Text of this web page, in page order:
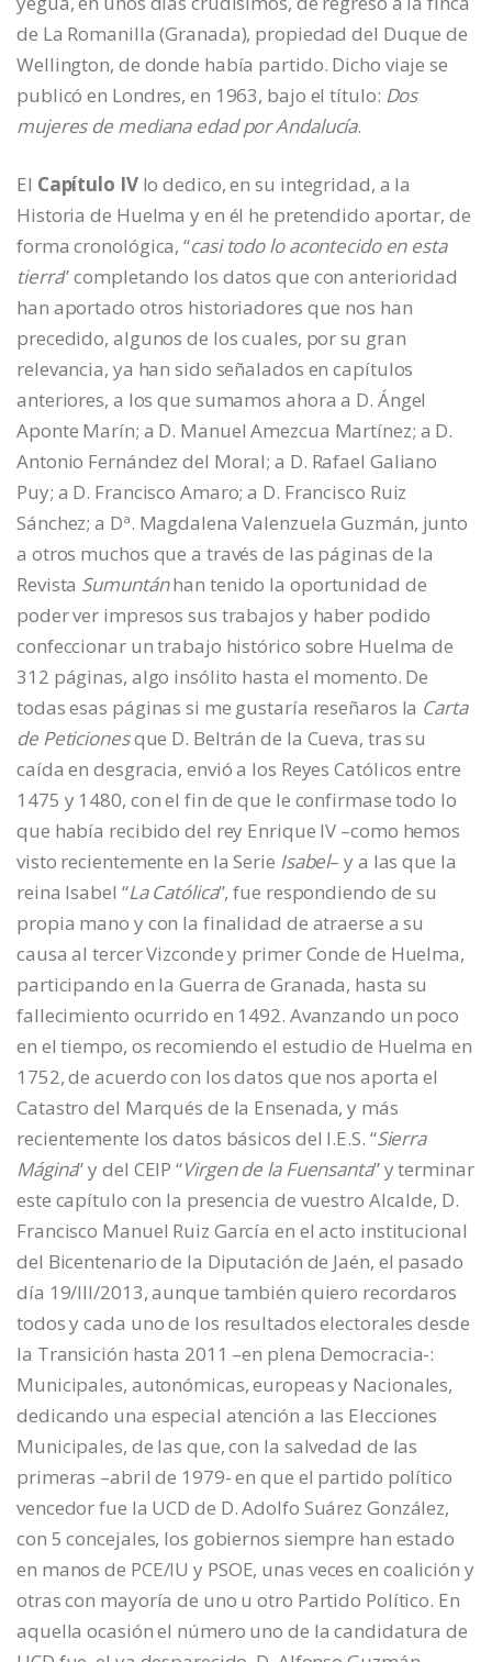
de La Romanilla (Granada), propiedad del Duque de
Wellington, de donde había partido. Dicho viaje se
publicó en Londres, en 1963, bajo el título: Dos
mujeres de mediana edad por Andalucía.
El Capítulo IVlo dedico, en su integridad, a la
Historia de Huelma y en él he pretendido aportar, de
forma cronológica, “casi todo lo acontecido en esta
tierra” completando los datos que con anterioridad
han aportado otros historiadores que nos han
precedido, algunos de los cuales, por su gran
relevancia, ya han sido señalados en capítulos
anteriores, a los que sumamos ahora a D. Ángel
Aponte Marín; a D. Manuel Amezcua Martínez; a D.
Antonio Fernández del Moral; a D. Rafael Galiano
Puy; a D. Francisco Amaro; a D. Francisco Ruiz
Sánchez; a Dª. Magdalena Valenzuela Guzmán, junto
a otros muchos que a través de las páginas de la
Revista Sumuntánhan tenido la oportunidad de
poder ver impresos sus trabajos y haber podido
confeccionar un trabajo histórico sobre Huelma de
312 páginas, algo insólito hasta el momento. De
todas esas páginas si me gustaría reseñaros la Carta
de Peticionesque D. Beltrán de la Cueva, tras su
caída en desgracia, envió a los Reyes Católicos entre
1475 y 1480, con el fin de que le confirmase todo lo
que había recibido del rey Enrique IV –como hemos
visto recientemente en la Serie Isabel– y a las que la
reina Isabel “La Católica”, fue respondiendo de su
propia mano y con la finalidad de atraerse a su
causa al tercer Vizconde y primer Conde de Huelma,
participando en la Guerra de Granada, hasta su
fallecimiento ocurrido en 1492. Avanzando un poco
en el tiempo, os recomiendo el estudio de Huelma en
1752, de acuerdo con los datos que nos aporta el
Catastro del Marqués de la Ensenada, y más
recientemente los datos básicos del I.E.S. “Sierra
Mágina” y del CEIP “Virgen de la Fuensanta” y terminar
este capítulo con la presencia de vuestro Alcalde, D.
Francisco Manuel Ruiz García en el acto institucional
del Bicentenario de la Diputación de Jaén, el pasado
día 19/III/2013, aunque también quiero recordaros
todos y cada uno de los resultados electorales desde
la Transición hasta 2011 –en plena Democracia-:
Municipales, autonómicas, europeas y Nacionales,
dedicando una especial atención a las Elecciones
Municipales, de las que, con la salvedad de las
primeras –abril de 1979- en que el partido político
vencedor fue la UCD de D. Adolfo Suárez González,
con 5 concejales, los gobiernos siempre han estado
en manos de PCE/IU y PSOE, unas veces en coalición y
otras con mayoría de uno u otro Partido Político. En
aquella ocasión el número uno de la candidatura de